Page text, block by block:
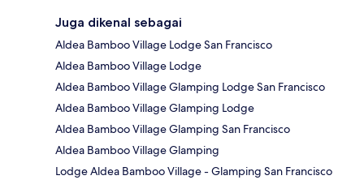
Juga dikenal sebagai
Aldea Bamboo Village Lodge San Francisco
Aldea Bamboo Village Lodge
Aldea Bamboo Village Glamping Lodge San Francisco
Aldea Bamboo Village Glamping Lodge
Aldea Bamboo Village Glamping San Francisco
Aldea Bamboo Village Glamping
Lodge Aldea Bamboo Village - Glamping San Francisco